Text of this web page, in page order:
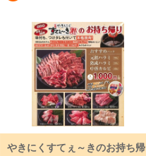
やきにくすてぇ～きのお持ち帰